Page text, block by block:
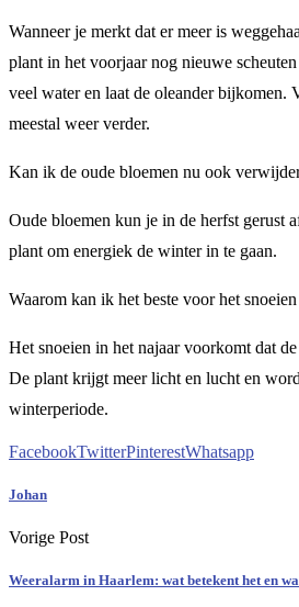
Wanneer je merkt dat er meer is
plant in het voorjaar nog nieuwe
veel water en laat de oleander bijkomen.
meestal weer verder.
Kan ik de oude bloemen nu ook
Oude bloemen kun je in de herfst gerust
plant om energiek de winter in te gaan.
Waarom kan ik het beste voor het
Het snoeien in het najaar voorkomt dat
De plant krijgt meer licht en lucht en
winterperiode.
FacebookTwitterPinterestWhatsapp
Johan
Vorige Post
Weeralarm in Haarlem: wat betekent het en